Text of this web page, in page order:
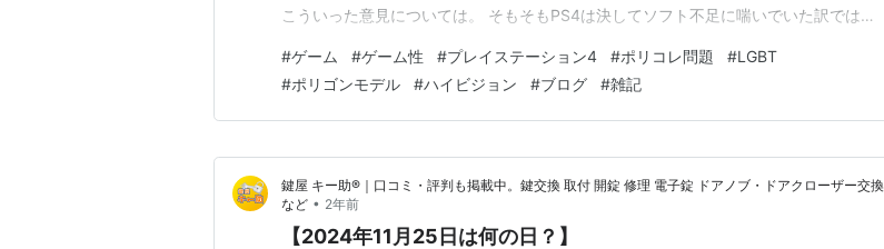
こういった意見については。 そもそもPS4は決してソフト不足に喘いでいた訳ではあ
イッチに挑み、 戦果的なモノを殆ど残せなかったという現実があるのですよ。 そもそ
も私はフォトリアルを追求したようなゲーム…
#ゲーム #ゲーム性 #プレイステーション4 #ポリコレ問題 #LGBT
#ポリゴンモデル #ハイビジョン #ブログ #雑記
鍵屋 キー助®｜口コミ・評判も掲載中。鍵交換 取付 開錠 修理 電子錠 ドアノブ・ドアクローザー交換
など • 2年前
【2024年11月25日は何の日？】